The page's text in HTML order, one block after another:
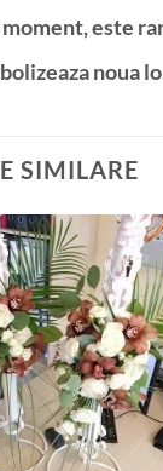
este
noua
SIMILARE